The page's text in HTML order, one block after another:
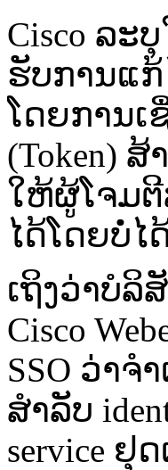
Cisco ລະ
ຮັບການແ
ໂດຍການເ
(Token)
ໃຫ້ຜູ້ໂຈມຕີ
ໄດ້ໂດຍບໍ່
ເຖິງວ່າບໍ
Cisco
SSO ວ່າຈ
ສຳລັບ
service ຢຸ